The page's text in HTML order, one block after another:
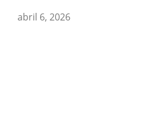
abril 6, 2026